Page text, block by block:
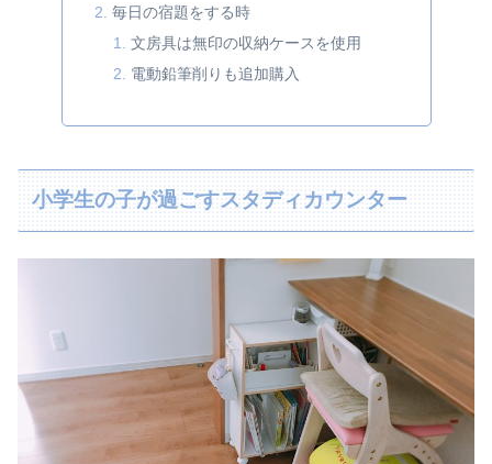
毎日の宿題をする時
文房具は無印の収納ケースを使用
電動鉛筆削りも追加購入
小学生の子が過ごすスタディカウンター